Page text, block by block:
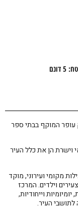
דונם
עופר המוקף בבתי ספר
וישרת הן את כלל העיר
מקומי ועירוני, מוקד
וילדים. המרכז
וייחודיות,
לתושבי העיר.